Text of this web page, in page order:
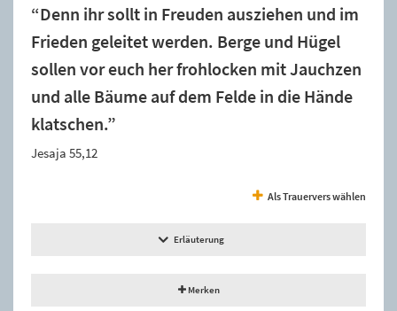
“Denn ihr sollt in Freuden ausziehen und im
Frieden geleitet werden. Berge und Hügel
sollen vor euch her frohlocken mit Jauchzen
und alle Bäume auf dem Felde in die Hände
klatschen.”
Jesaja 55,12
Als Trauervers wählen
Erläuterung
Merken